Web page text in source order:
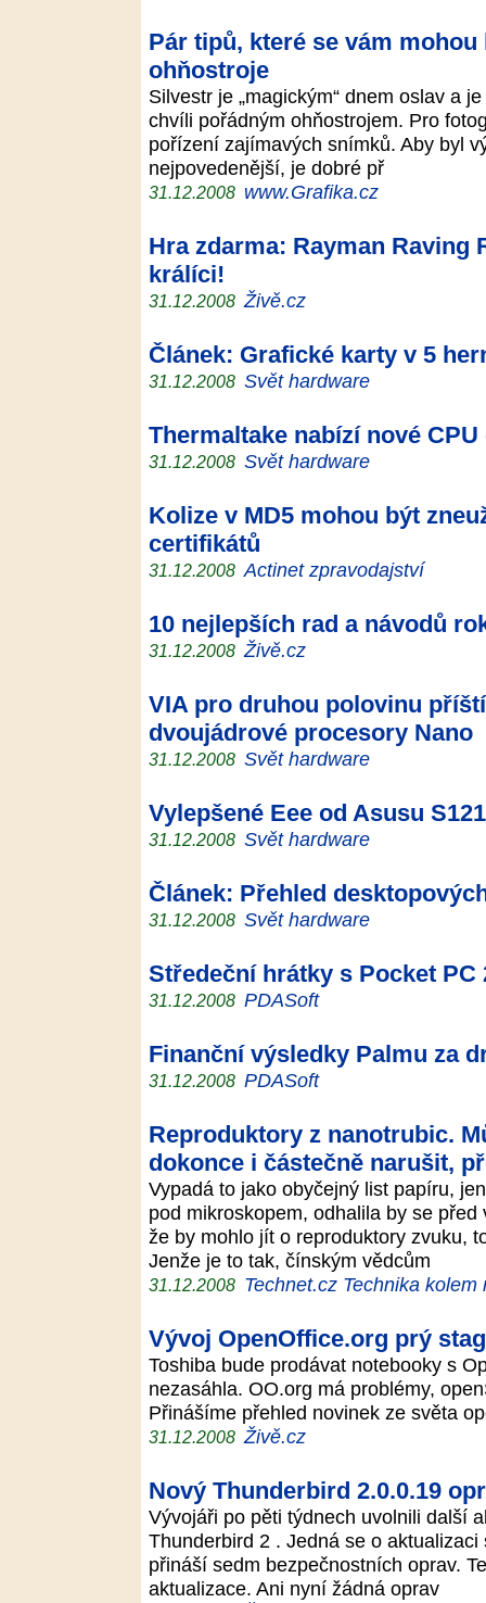
Pár tipů, které se vám
ohňostroje
Silvestr je „magickým“ dnem oslav a
chvíli pořádným ohňostrojem. Pro
pořízení zajímavých snímků. Aby byl
nejpovedenější, je dobré př
31.12.2008 www.Grafika.cz
Hra zdarma: Rayman
králíci!
31.12.2008 Živě.cz
Článek: Grafické karty v 5
31.12.2008 Svět hardware
Thermaltake nabízí nové
31.12.2008 Svět hardware
Kolize v MD5 mohou být
certifikátů
31.12.2008 Actinet zpravodajství
10 nejlepších rad a návodů
31.12.2008 Živě.cz
VIA pro druhou polovinu
dvoujádrové procesory Nano
31.12.2008 Svět hardware
Vylepšené Eee od Asusu S121
31.12.2008 Svět hardware
Článek: Přehled
31.12.2008 Svět hardware
Středeční hrátky s Pocket PC
31.12.2008 PDASoft
Finanční výsledky Palmu za
31.12.2008 PDASoft
Reproduktory z nanotrubic.
dokonce i částečně narušit,
Vypadá to jako obyčejný list papíru,
pod mikroskopem, odhalila by se
že by mohlo jít o reproduktory zvuku,
Jenže je to tak, čínským vědcům
31.12.2008 Technet.cz Technika kolem
Vývoj OpenOffice.org prý
Toshiba bude prodávat notebooky s
nezasáhla. OO.org má problémy,
Přinášíme přehled novinek ze světa
31.12.2008 Živě.cz
Nový Thunderbird 2.0.0.19
Vývojáři po pěti týdnech uvolnili další
Thunderbird 2 . Jedná se o
přináší sedm bezpečnostních oprav.
aktualizace. Ani nyní žádná oprav